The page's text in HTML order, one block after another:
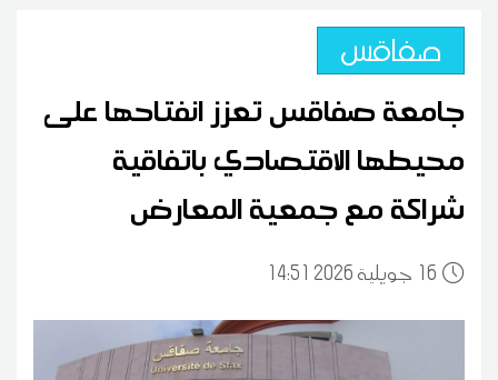
صفاقس
جامعة صفاقس تعزز انفتاحها على
محيطها الاقتصادي باتفاقية
شراكة مع جمعية المعارض
16 14:51 2026 جويلية